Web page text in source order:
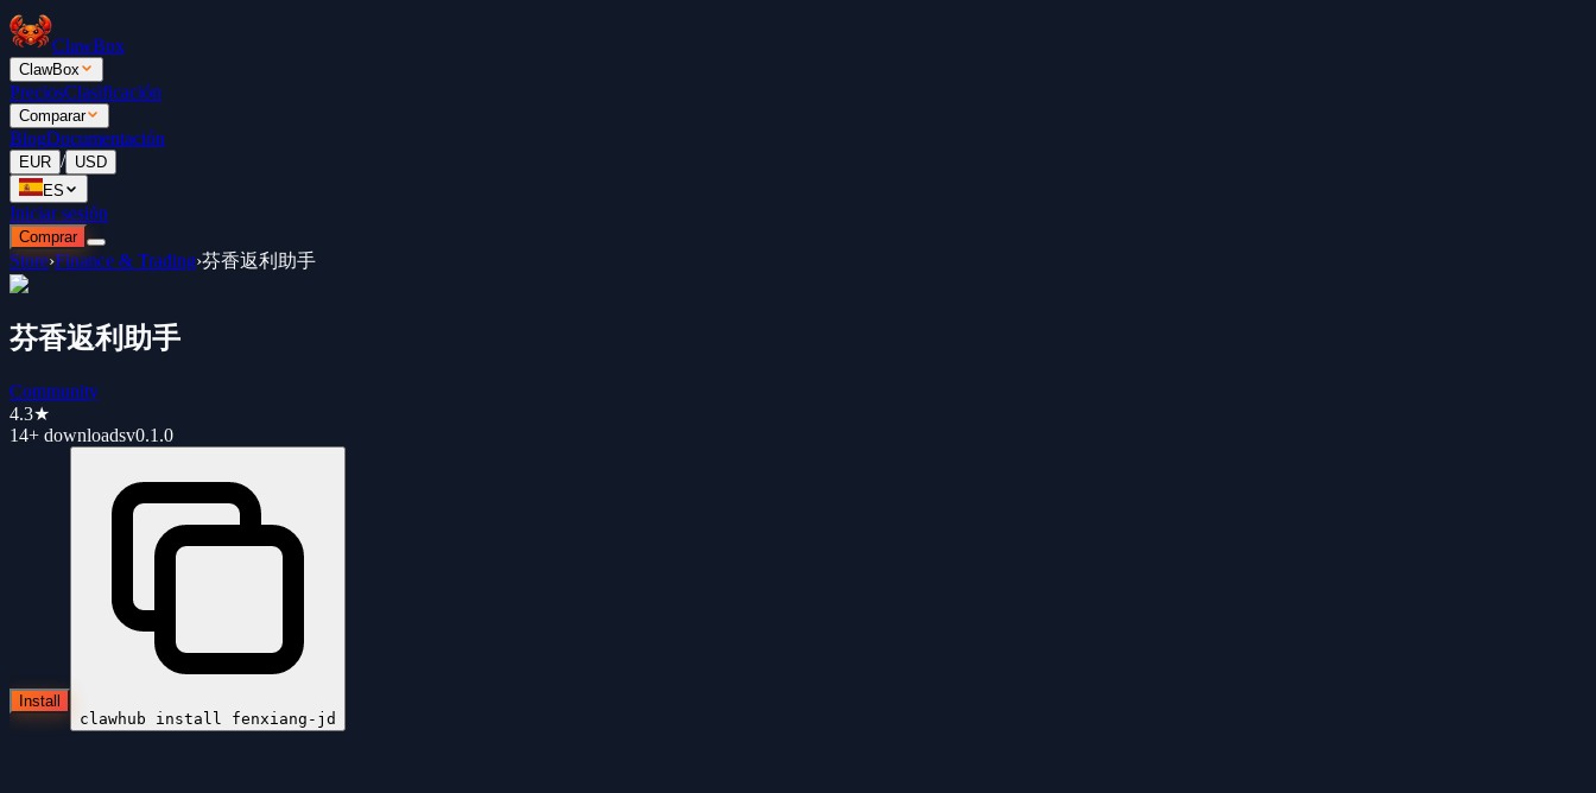
ClawBox
ClawBox
PreciosClasificación
Comparar
BlogDocumentación
EUR / USD
ES
Iniciar sesión
Comprar
Store›Finance & Trading›芬香返利助手
芬香返利助手
Community
4.3★
14+ downloadsv0.1.0
Install
clawhub install fenxiang-jd